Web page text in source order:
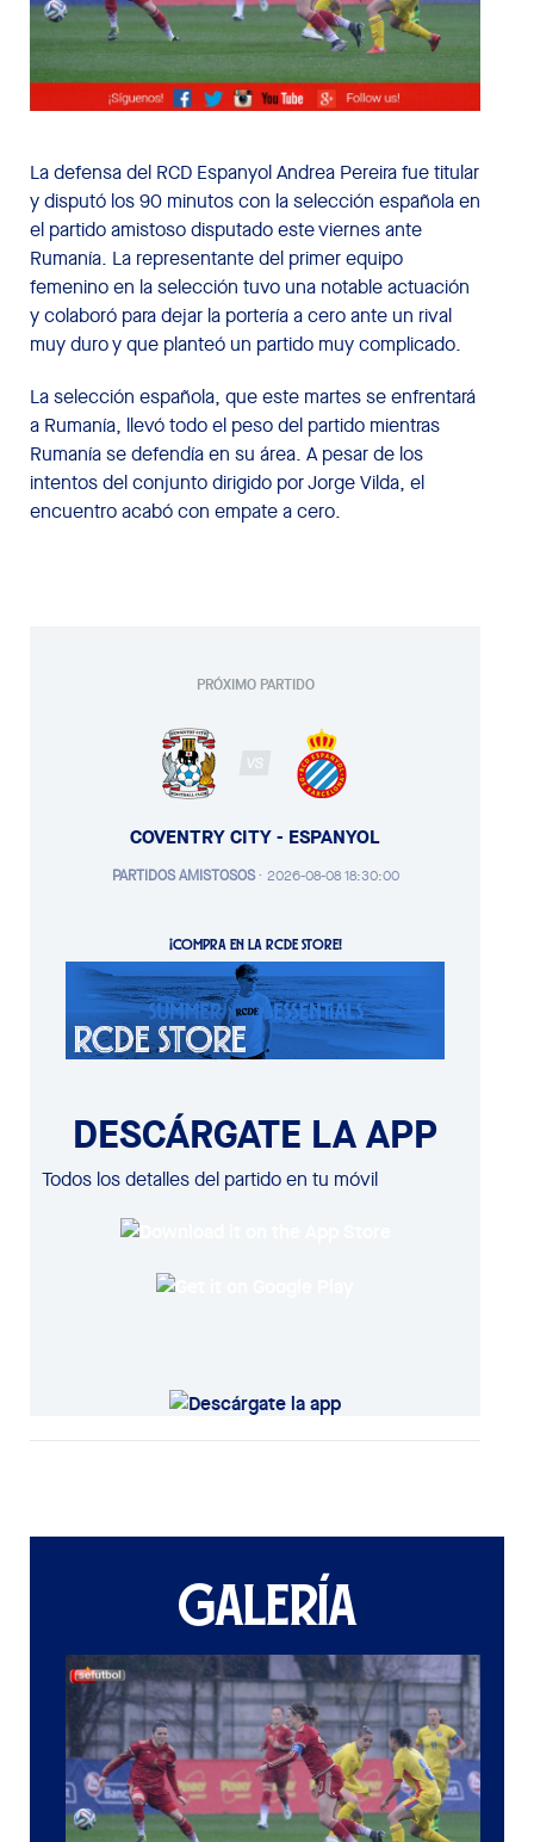
La defensa del RCD Espanyol Andrea Pereira fue titular
y disputó los 90 minutos con la selección española en
el partido amistoso disputado este viernes ante
Rumanía. La representante del primer equipo
femenino en la selección tuvo una notable actuación
y colaboró para dejar la portería a cero ante un rival
muy duro y que planteó un partido muy complicado.
La selección española, que este martes se enfrentará
a Rumanía, llevó todo el peso del partido mientras
Rumanía se defendía en su área. A pesar de los
intentos del conjunto dirigido por Jorge Vilda, el
encuentro acabó con empate a cero.
PRÓXIMO PARTIDO
VS
COVENTRY CITY - ESPANYOL
PARTIDOS AMISTOSOS· 2026-08-08 18:30:00
¡COMPRA EN LA RCDE STORE!
DESCÁRGATE LA APP
Todos los detalles del partido en tu móvil
GALERÍA